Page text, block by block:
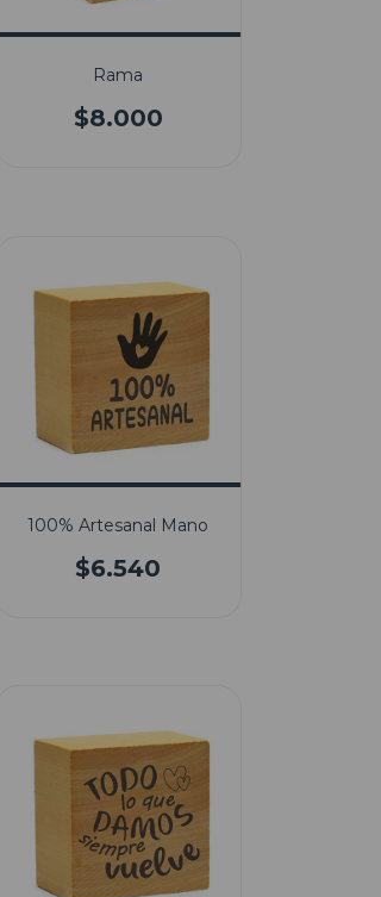
Rama
$8.000
100% Artesanal Mano
$6.540